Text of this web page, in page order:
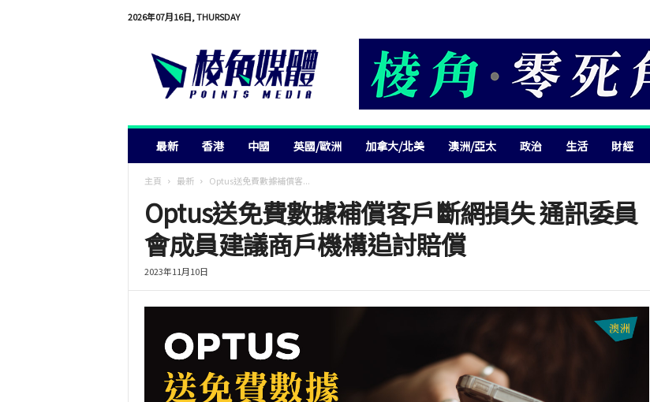
2026年07月16日, THURSDAY
最新 香港 中國 英國/歐洲 加拿大/北美 澳洲/亞太 政治 生活 財經
主頁 最新 Optus送免費數據補償客...
Optus送免費數據補償客戶斷網損失 通訊委員
會成員建議商戶機構追討賠償
2023年11月10日